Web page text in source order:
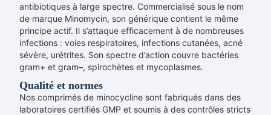
antibiotiques à large spectre. Commercialisé sous le nom
de marque Minomycin, son générique contient le même
principe actif. Il s’attaque efficacement à de nombreuses
infections : voies respiratoires, infections cutanées, acné
sévère, urétrites. Son spectre d’action couvre bactéries
gram+ et gram–, spirochètes et mycoplasmes.
Qualité et normes
Nos comprimés de minocycline sont fabriqués dans des
laboratoires certifiés GMP et soumis à des contrôles stricts